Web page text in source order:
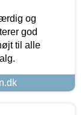
og
god
til alle